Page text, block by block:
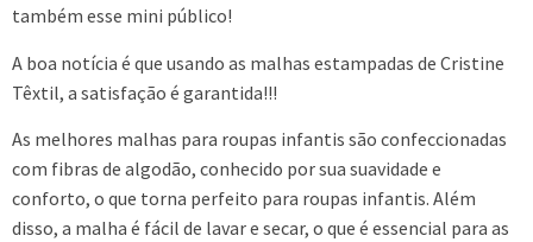
também esse mini público!
A boa notícia é que usando as malhas estampadas de Cristine
Têxtil, a satisfação é garantida!!!
As melhores malhas para roupas infantis são confeccionadas
com fibras de algodão, conhecido por sua suavidade e
conforto, o que torna perfeito para roupas infantis. Além
disso, a malha é fácil de lavar e secar, o que é essencial para as